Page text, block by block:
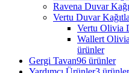
Ravena Duvar
Vertu Duvar
Vertu Olivia
Wallert
ürünler
Gergi Tavan96 ürünler